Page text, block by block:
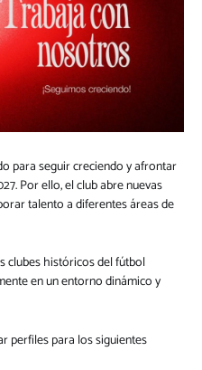
para seguir creciendo y afrontar
Por ello, el club abre nuevas
talento a diferentes áreas de
clubes históricos del fútbol
en un entorno dinámico y
perfiles para los siguientes